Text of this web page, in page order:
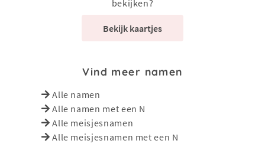
bekijken?
Bekijk kaartjes
Vind meer namen
Alle namen
Alle namen met een N
Alle meisjesnamen
Alle meisjesnamen met een N